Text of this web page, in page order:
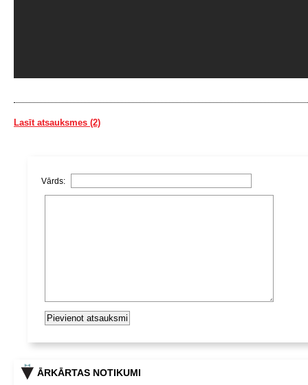
Lasīt atsauksmes (2)
Vārds:
ĀRKĀRTAS NOTIKUMI